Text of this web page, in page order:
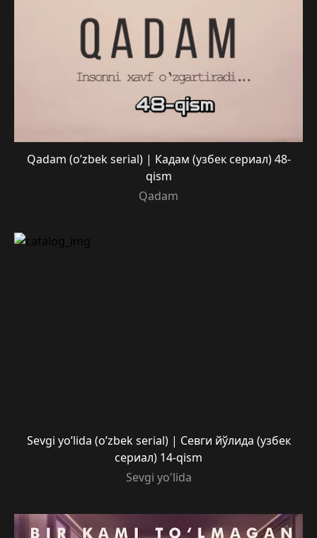
Qadam (o’zbek serial) | Кадам (узбек сериал) 48-
qism
Qadam
Sevgi yo’lida (o’zbek serial) | Севги йўлида (узбек
сериал) 14-qism
Sevgi yo'lida